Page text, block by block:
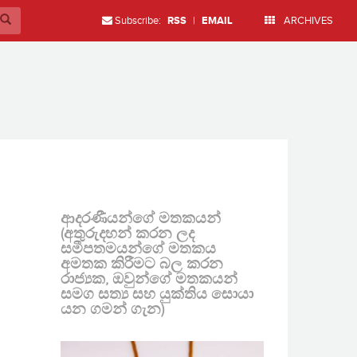
Subscribe: RSS | EMAIL ARCHIVES
ආදරණීයන්ගේ මතකයන්
(අතුරුදහන් කරන ලද
සමීපතමයන්ගේ මතකය
අමතක කිරීමට බල කරන
රාජ්‍යක, ඔවුන්ගේ මතකයන්
සමග සත්‍ය සහ යුක්තිය සොයා
යන ගමන් ගැන)